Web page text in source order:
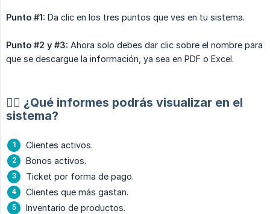
Punto #1: Da clic en los tres puntos que ves en tu sistema.
Punto #2 y #3: Ahora solo debes dar clic sobre el nombre para
que se descargue la información, ya sea en PDF o Excel.
👉🏻 ¿Qué informes podrás visualizar en el
sistema?
Clientes activos.
Bonos activos.
Ticket por forma de pago.
Clientes que más gastan.
Inventario de productos.